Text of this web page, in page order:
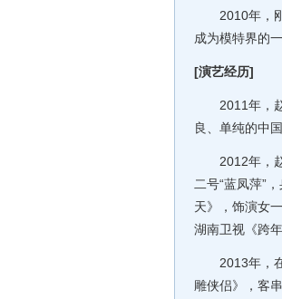
2010年，刚
成为模特界的
[演艺经历]
2011年，赵
良、单纯的中
2012年，赵
二号“蓝凤萍”
天》，饰演女
湖南卫视《跨
2013年，在
雕侠侣》，客